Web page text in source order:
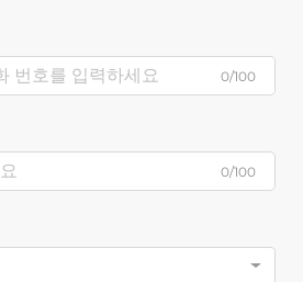
0/100
0/100